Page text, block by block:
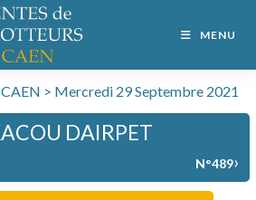
MENU
> Mercredi 29 Septembre 2021
DAIRPET
N°489›